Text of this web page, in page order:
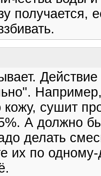
получается,
сушит
А должно
делать
их по